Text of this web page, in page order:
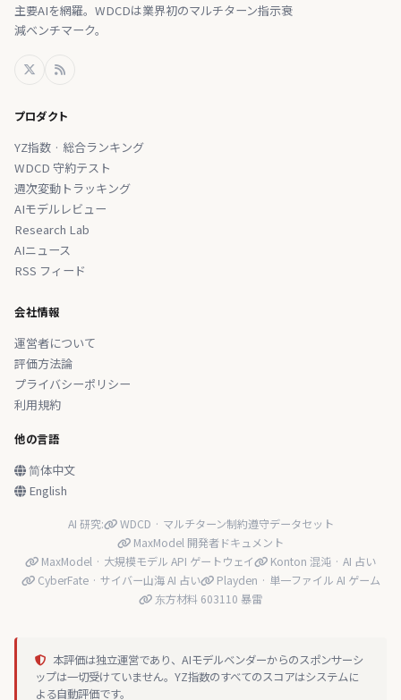
主要AIを網羅。WDCDは業界初のマルチターン指示衰
減ベンチマーク。
プロダクト
YZ指数 · 総合ランキング
WDCD 守約テスト
週次変動トラッキング
AIモデルレビュー
Research Lab
AIニュース
RSS フィード
会社情報
運営者について
評価方法論
プライバシーポリシー
利用規約
他の言語
简体中文
English
AI 研究:
WDCD · マルチターン制約遵守データセット
MaxModel 開発者ドキュメント
MaxModel · 大規模モデル API ゲートウェイ
Konton 混沌 · AI 占い
CyberFate · サイバー山海 AI 占い
Playden · 単一ファイル AI ゲーム
东方材料 603110 暴雷
本評価は独立運営であり、AIモデルベンダーからのスポンサーシ
ップは一切受けていません。YZ指数のすべてのスコアはシステムに
よる自動評価です。